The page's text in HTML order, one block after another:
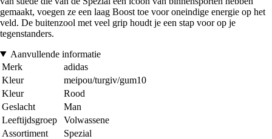
gemaakt, voegen ze een laag Boost toe voor oneindige energie op het
veld. De buitenzool met veel grip houdt je een stap voor op je
tegenstanders.
Aanvullende informatie
Merk
adidas
Kleur
meipou/turgiv/gum10
Kleur
Rood
Geslacht
Man
Leeftijdsgroep
Volwassene
Assortiment
Spezial